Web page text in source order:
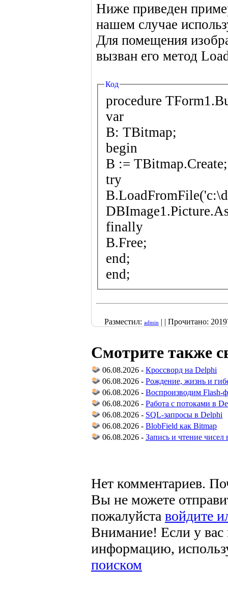
Ниже приведен
нашем случае
Для помещения
вызван его метод
Код
procedure
var
B: TBitmap;
begin
B := TBitmap.Create;
try
finally
B.Free;
end;
end;
Разместил: admin | | Прочитано:
Смотрите также
06.08.2026 - Кроссворд на Delphi
06.08.2026 - Рождение, жизнь и
06.08.2026 - Воспроизводим Flash-
06.08.2026 - Работа с потоками в
06.08.2026 - SQL-запросы в Delphi
06.08.2026 - BlobField как Bitmap
06.08.2026 - Запись и чтение
Нет комментариев.
Вы не можете
пожалуйста войдите
Внимание! Если у
информацию,
поиском